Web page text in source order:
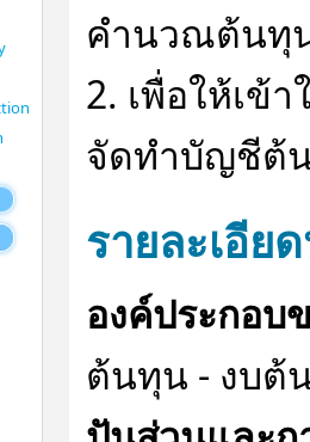
คำนวณต้นทุ
2. เพื่อให้เข้
จัดทำบัญชีต้
รายละเอีย
องค์ประกอบ
ต้นทุน - งบต้